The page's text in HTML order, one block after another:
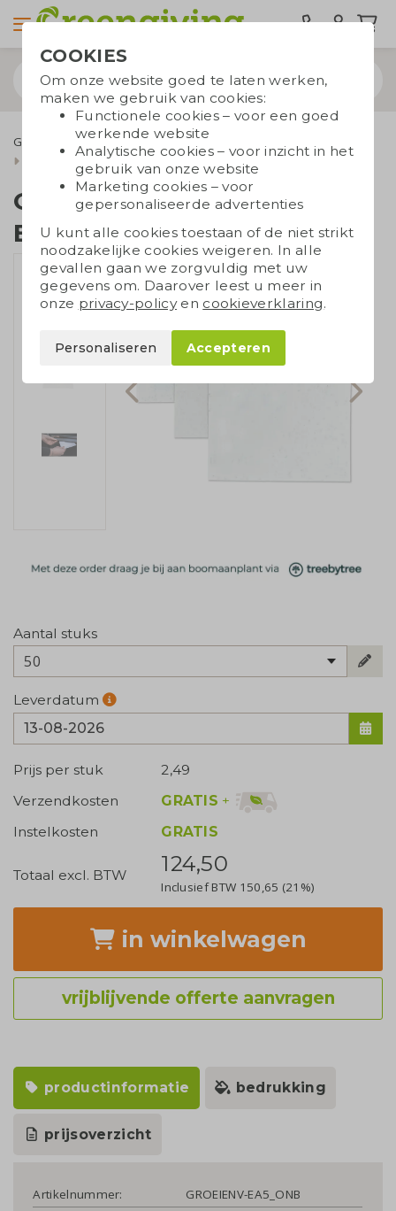
Groeipapier
Onbedrukt groeipapier
Groeipapier envelop
EA5 onbedrukt
Aantal stuks
50
Leverdatum
Prijs per stuk
2,49
Verzendkosten
GRATIS +
Instelkosten
GRATIS
Totaal excl. BTW 124,50
Inclusief BTW 150,65 (21%)
in winkelwagen
vrijblijvende offerte aanvragen
productinformatie bedrukking
prijsoverzicht
Artikelnummer:
GROEIENV-EA5_ONB
COOKIES
Om onze website goed te laten werken,
maken we gebruik van cookies:
Functionele cookies – voor een goed
werkende website
Analytische cookies – voor inzicht in het
gebruik van onze website
Marketing cookies – voor
gepersonaliseerde advertenties
U kunt alle cookies toestaan of de niet strikt
noodzakelijke cookies weigeren. In alle
gevallen gaan we zorgvuldig met uw
gegevens om. Daarover leest u meer in
onze privacy-policyen cookieverklaring.
Personaliseren Accepteren